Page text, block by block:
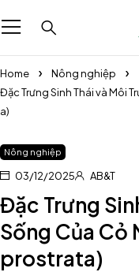
Home
Nông nghiệp
Đặc Trưng Sinh Thái và Môi
a)
Nông nghiệp
03/12/2025 AB&T
Đặc Trưng
Sống Của Cỏ
prostrata)